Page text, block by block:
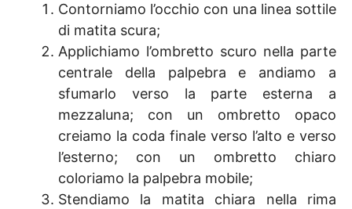
Contorniamo l’occhio con una linea sottile
di matita scura;
Applichiamo l’ombretto scuro nella parte
centrale della palpebra e andiamo a
sfumarlo verso la parte esterna a
mezzaluna; con un ombretto opaco
creiamo la coda finale verso l’alto e verso
l’esterno; con un ombretto chiaro
coloriamo la palpebra mobile;
Stendiamo la matita chiara nella rima